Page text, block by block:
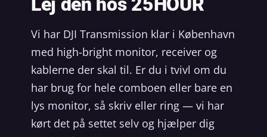
Vi har DJI Transmission klar i København
med high-bright monitor, receiver og
kablerne der skal til. Er du i tvivl om du
har brug for hele comboen eller bare en
lys monitor, så skriv eller ring — vi har
kørt det på settet selv og hjælper dig